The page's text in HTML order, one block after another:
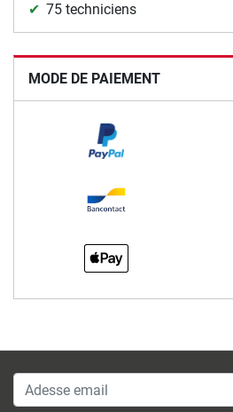
75 techniciens
MODE DE PAIEMENT
Adesse email